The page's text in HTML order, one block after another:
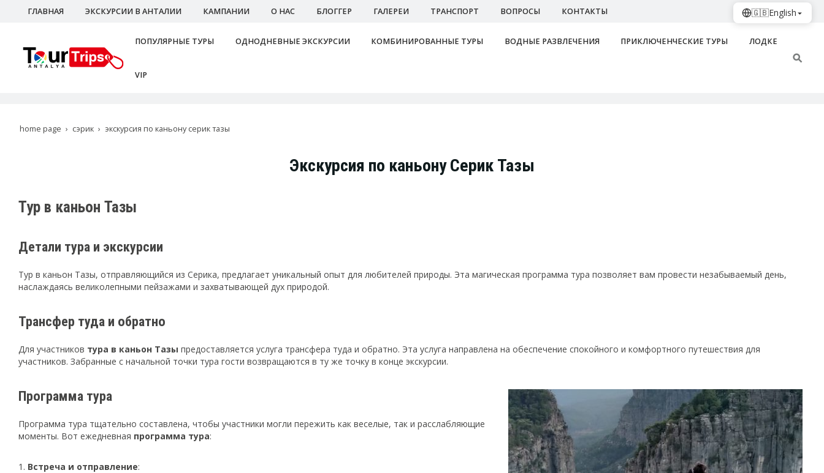
ГЛАВНАЯ ЭКСКУРСИИ В АНТАЛИИ КАМПАНИИ О НАС БЛОГГЕР ГАЛЕРЕИ ТРАНСПОРТ ВОПРОСЫ КОНТАКТЫ
ПОПУЛЯРНЫЕ ТУРЫ ОДНОДНЕВНЫЕ ЭКСКУРСИИ КОМБИНИРОВАННЫЕ ТУРЫ ВОДНЫЕ РАЗВЛЕЧЕНИЯ ПРИКЛЮЧЕНЧЕСКИЕ ТУРЫ ЛОДКЕ
VIP
home page сэрик экскурсия по каньону серик тазы
Экскурсия по каньону Серик Тазы
Тур в каньон Тазы
Детали тура и экскурсии
Тур в каньон Тазы, отправляющийся из Серика, предлагает уникальный опыт для любителей природы. Эта магическая программа тура позволяет вам провести незабываемый день,
наслаждаясь великолепными пейзажами и захватывающей дух природой.
Трансфер туда и обратно
Для участников тура в каньон Тазы предоставляется услуга трансфера туда и обратно. Эта услуга направлена на обеспечение спокойного и комфортного путешествия для
участников. Забранные с начальной точки тура гости возвращаются в ту же точку в конце экскурсии.
Программа тура
Программа тура тщательно составлена, чтобы участники могли пережить как веселые, так и расслабляющие
моменты. Вот ежедневная программа тура:
Встреча и отправление:
🇬🇧English